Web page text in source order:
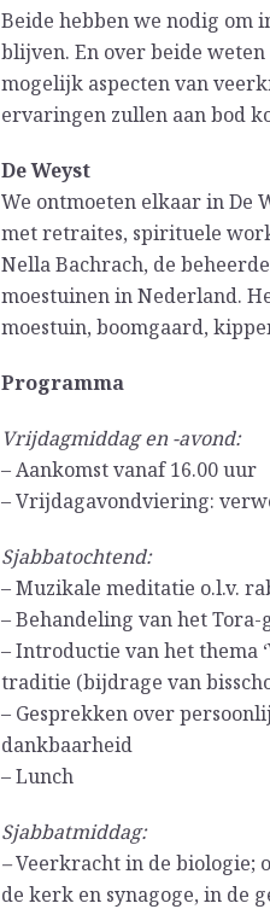
Beide hebben we nodig om
blijven. En over beide
mogelijk aspecten van
ervaringen zullen aan bod
De Weyst
We ontmoeten elkaar in De
met retraites, spirituele
Nella Bachrach, de
moestuinen in Nederland.
moestuin, boomgaard,
Programma
Vrijdagmiddag en -avond:
– Aankomst vanaf 16.00 uur
– Vrijdagavondviering:
Sjabbatochtend:
– Muzikale meditatie o.l.v.
– Behandeling van het
– Introductie van het thema
traditie (bijdrage van
– Gesprekken over
dankbaarheid
– Lunch
Sjabbatmiddag:
–Veerkracht in de biologie;
de kerk en synagoge, in de